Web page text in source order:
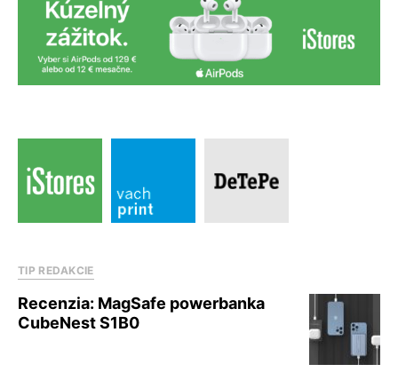
TIP REDAKCIE
Recenzia: MagSafe powerbanka
CubeNest S1B0